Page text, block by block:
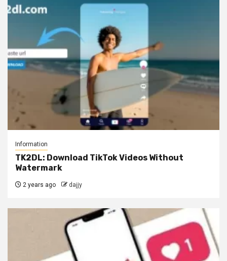
Information
TK2DL: Download TikTok Videos Without
Watermark
2 years ago dajjy